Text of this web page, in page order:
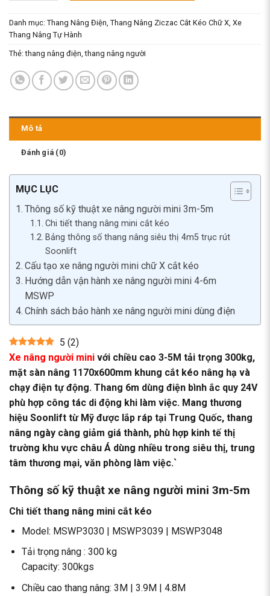
Danh mục: Thang Nâng Điện, Thang Nâng Ziczac Cắt Kéo Chữ X, Xe
Thang Nâng Tự Hành
Thẻ:thang nâng điện,thang nâng người
Mô tả
Đánh giá (0)
MỤC LỤC
Thông số kỹ thuật xe nâng người mini 3m-5m
Chi tiết thang nâng mini cắt kéo
Bảng thông số thang nâng siêu thị 4m5 trục rút
Soonlift
Cấu tạo xe nâng người mini chữ X cắt kéo
Hướng dẫn vận hành xe nâng người mini 4-6m
MSWP
Chính sách bảo hành xe nâng người mini dùng điện
5 (2)
Xe nâng người mini với chiều cao 3-5M tải trọng 300kg,
mặt sàn nâng 1170x600mm khung cắt kéo nâng hạ và
chạy điện tự động. Thang 6m dùng điện bình ắc quy 24V
phù hợp công tác di động khi làm việc. Mang thương
hiệu Soonlift từ Mỹ được lắp ráp tại Trung Quốc, thang
nâng ngày càng giảm giá thành, phù hợp kinh tế thị
trường khu vực châu Á dùng nhiều trong siêu thị, trung
tâm thương mại, văn phòng làm việc.`
Thông số kỹ thuật xe nâng người mini 3m-5m
Chi tiết thang nâng mini cắt kéo
Model: MSWP3030 | MSWP3039 | MSWP3048
Tải trọng nâng : 300 kg
Capacity: 300kgs
Chiều cao thang nâng: 3M | 3.9M | 4.8M